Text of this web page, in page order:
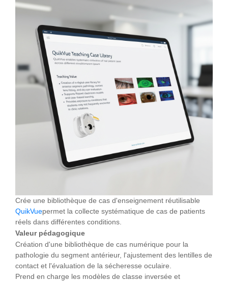
Crée une bibliothèque de cas d'enseignement réutilisable
QuikVuepermet la collecte systématique de cas de patients
réels dans différentes conditions.
Valeur pédagogique
Création d'une bibliothèque de cas numérique pour la
pathologie du segment antérieur, l'ajustement des lentilles de
contact et l'évaluation de la sécheresse oculaire.
Prend en charge les modèles de classe inversée et